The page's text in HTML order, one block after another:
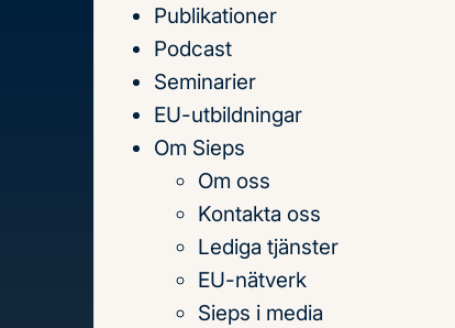
Till
innehållet
Publikationer
Podcast
Seminarier
EU-utbildningar
Om Sieps
Om oss
Kontakta oss
Lediga tjänster
EU-nätverk
Sieps i media
Seminarier